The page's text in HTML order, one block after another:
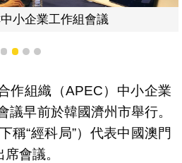
小企業工作組會議
1 2 3 4
作組織（APEC）中小企業
議早前於韓國濟州市舉行。
稱“經科局”）代表中國澳門
會議。